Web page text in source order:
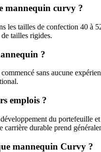
mannequin curvy ?
les tailles de confection 40
tailles rigides.
?
sans aucune
emplois ?
du portefeuille
durable prend
mannequin Curvy ?